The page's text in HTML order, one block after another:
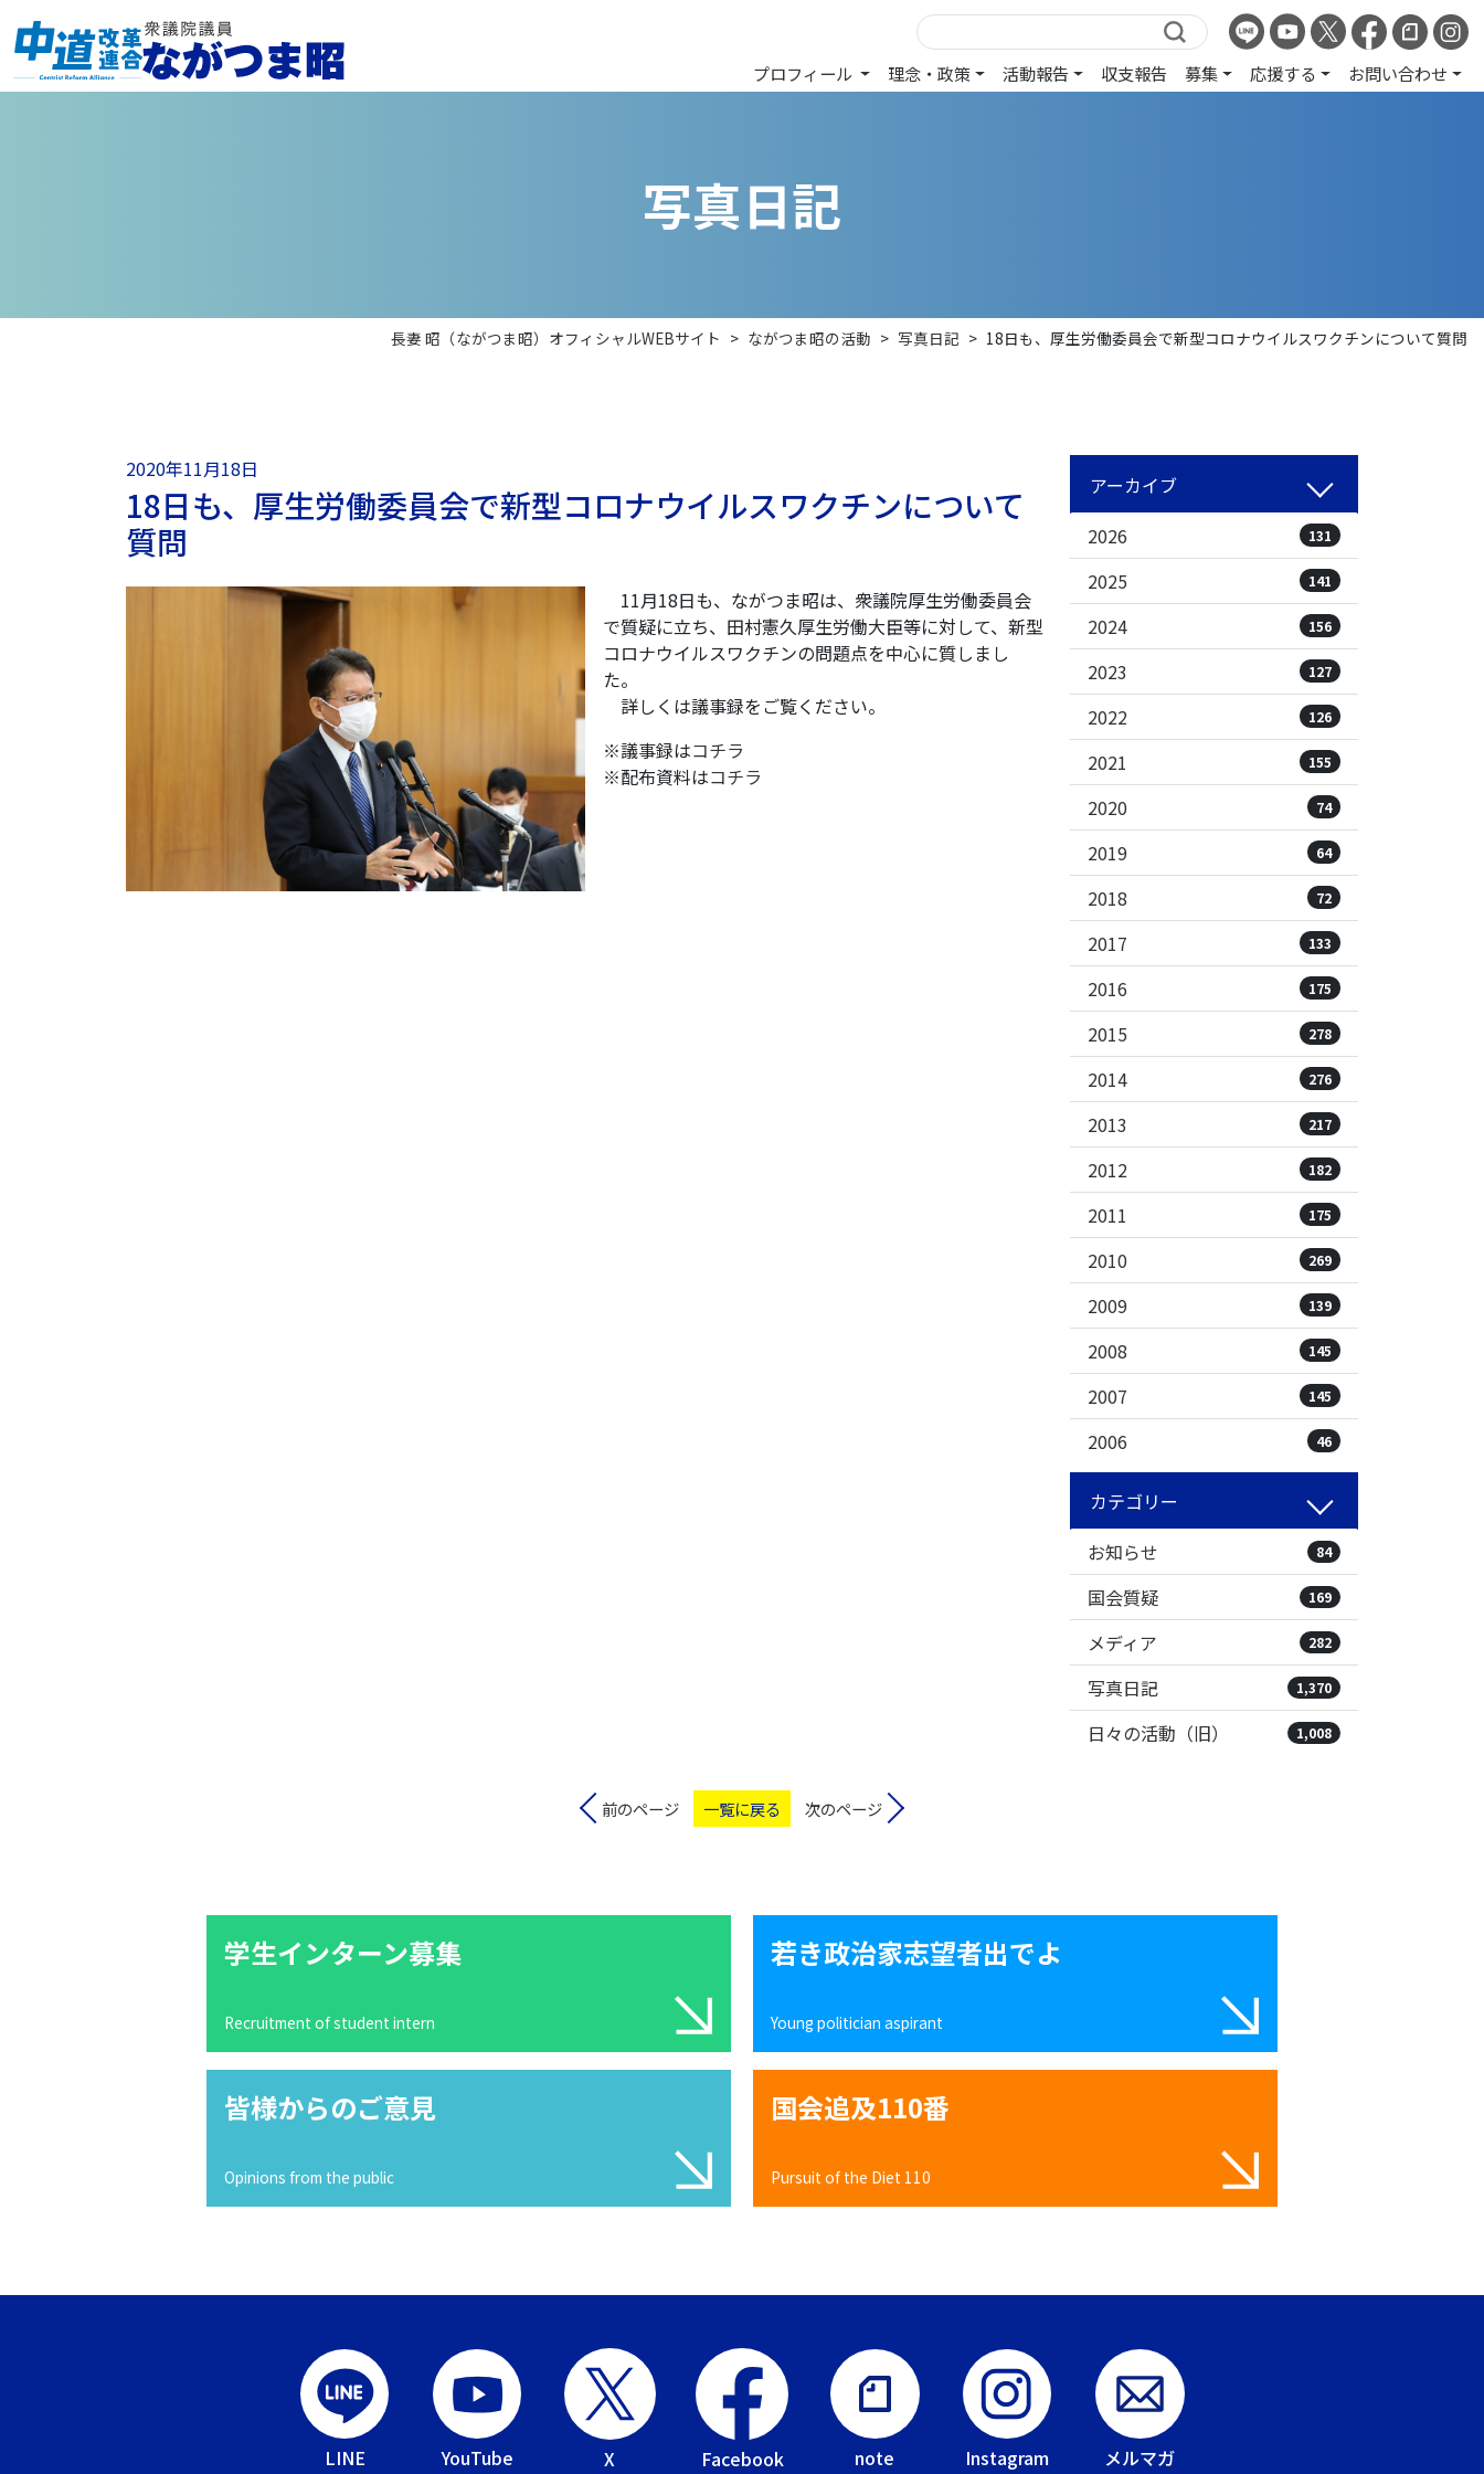
プロフィール 理念・政策 活動報告 収支報告 募集 応援する お問い合わせ
写真日記
長妻 昭（ながつま昭）オフィシャルWEBサイト > ながつま昭の活動 > 写真日記 > 18日も、厚生労働委員会で新型コロナウイルスワクチンについて質問
2020年11月18日
18日も、厚生労働委員会で新型コロナウイルスワクチンについて
質問
11月18日も、ながつま昭は、衆議院厚生労働委員会
で質疑に立ち、田村憲久厚生労働大臣等に対して、新型
コロナウイルスワクチンの問題点を中心に質しまし
た。
詳しくは議事録をご覧ください。
※議事録はコチラ
※配布資料はコチラ
アーカイブ
2026
131
2025 141
2024 156
2023 127
2022 126
2021 155
2020 74
2019 64
2018 72
2017 133
2016 175
2015 278
2014 276
2013 217
2012 182
2011 175
2010 269
2009 139
2008 145
2007 145
2006 46
カテゴリー
お知らせ
84
国会質疑 169
メディア 282
写真日記 1,370
日々の活動（旧） 1,008
前のページ 一覧に戻る 次のページ
学生インターン募集
Recruitment of student intern
若き政治家志望者出でよ
Young politician aspirant
皆様からのご意見
Opinions from the public
国会追及110番
Pursuit of the Diet 110
LINE YouTube X Facebook note Instagram メルマガ